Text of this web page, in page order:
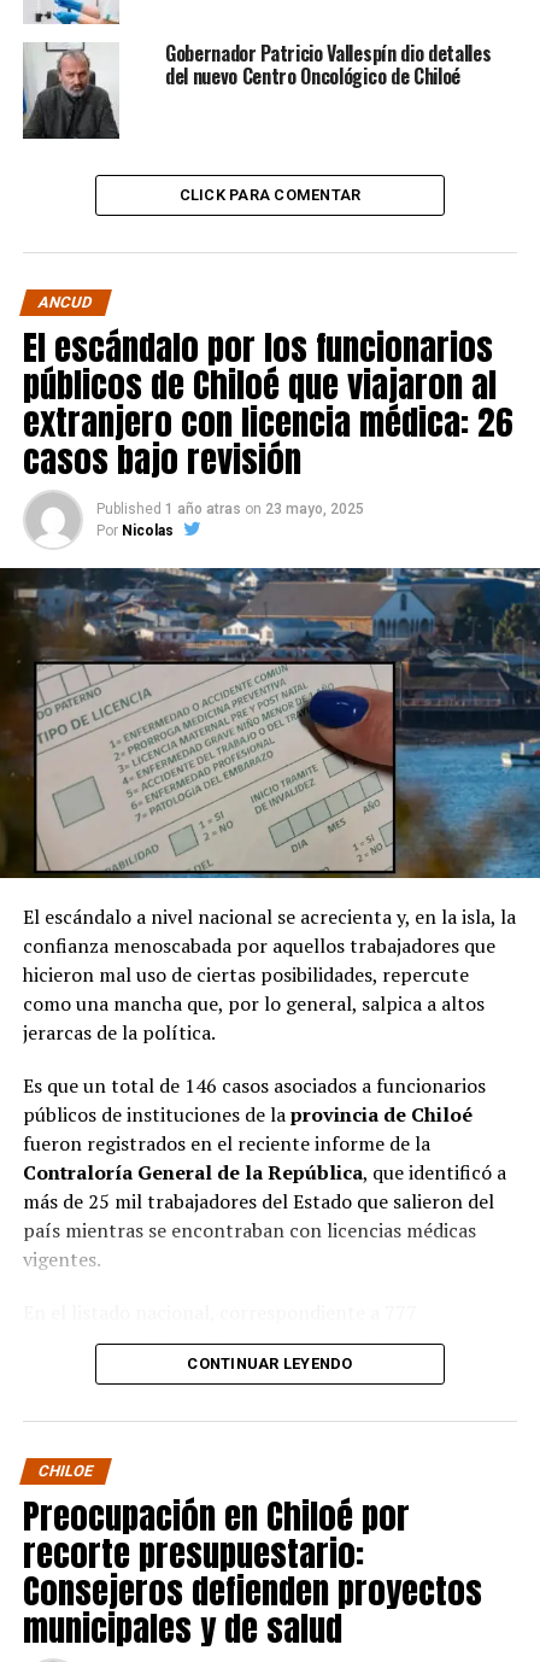
Gobernador Patricio Vallespín dio detalles
del nuevo Centro Oncológico de Chiloé
CLICK PARA COMENTAR
ANCUD
El escándalo por los funcionarios
públicos de Chiloé que viajaron al
extranjero con licencia médica: 26
casos bajo revisión
Published 1 año atras on 23 mayo, 2025
Por Nicolas
El escándalo a nivel nacional se acrecienta y, en la isla, la
confianza menoscabada por aquellos trabajadores que
hicieron mal uso de ciertas posibilidades, repercute
como una mancha que, por lo general, salpica a altos
jerarcas de la política.
Es que un total de 146 casos asociados a funcionarios
públicos de instituciones de laprovincia de Chiloé
fueron registrados en el reciente informe de la
Contraloría General de la República, que identificó a
más de 25 mil trabajadores del Estado que salieron del
país mientras se encontraban con licencias médicas
vigentes.
organismos públicos, figuran varias entidades del
Municipalidad de Castro
dentro de la provincia. Le siguen laCorporación
Municipal de Quellón
Municipal de Curaco de Vélez
Salud Chiloé, con11. También figuran la
Municipalidad de Ancud, con5 casos; la
Municipalidad de Quellóny laMunicipalidad de
Puqueldón, con4 cada una; laMunicipalidad de
Curaco de Vélez, con 2; y laMunicipalidad de
CONTINUAR LEYENDO
CHILOE
Preocupación en Chiloé por
recorte presupuestario:
Consejeros defienden proyectos
municipales y de salud